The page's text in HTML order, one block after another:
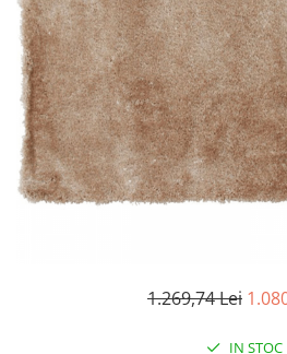
Set mobilier Living
Seturi masa +scaune dining
Tabureti
Seturi dormitoare complete
Suporturi saltea/Somiere/Gratii
pentru pat
1.269,74 Lei
IN STOC